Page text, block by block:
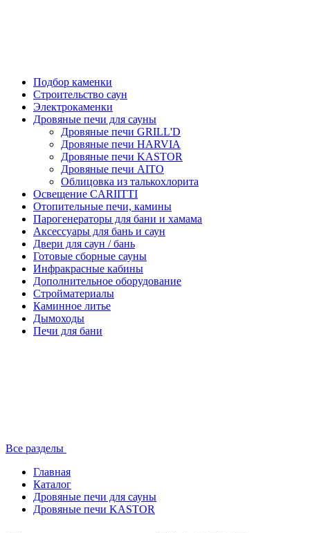
Подбор каменки
Строительство саун
Электрокаменки
Дровяные печи для сауны
Дровяные печи GRILL'D
Дровяные печи HARVIA
Дровяные печи KASTOR
Дровяные печи AITO
Облицовка из талькохлорита
Освещение CARIITTI
Отопительные печи, камины
Парогенераторы для бани и хамама
Аксессуары для бань и саун
Двери для саун / бань
Готовые сборные сауны
Инфракрасные кабины
Дополнительное оборудование
Стройматериалы
Каминное литье
Дымоходы
Печи для бани
Все разделы
Главная
Каталог
Дровяные печи для сауны
Дровяные печи KASTOR